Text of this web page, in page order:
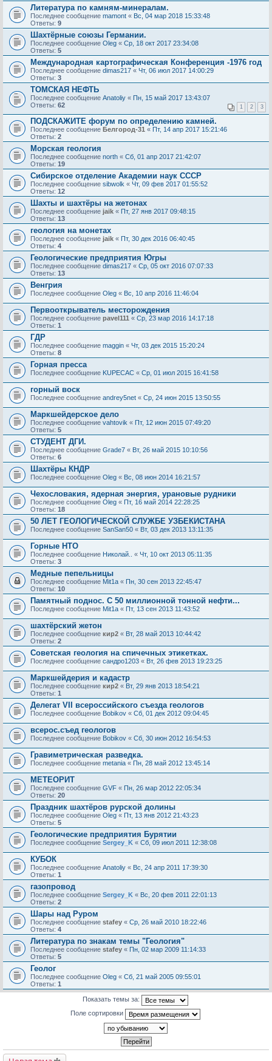
Литература по камням-минералам.
Последнее сообщение mamont « Вс, 04 мар 2018 15:33:48
Ответы: 9
Шахтёрные союзы Германии.
Последнее сообщение Oleg « Ср, 18 окт 2017 23:34:08
Ответы: 5
Международная картографическая Конференция -1976 год
Последнее сообщение dimas217 « Чт, 06 июл 2017 14:00:29
Ответы: 3
ТОМСКАЯ НЕФТЬ
Последнее сообщение Anatoliy « Пн, 15 май 2017 13:43:07
Ответы: 62 1 2 3
ПОДСКАЖИТЕ форум по определению камней.
Последнее сообщение Белгород-31 « Пт, 14 апр 2017 15:21:46
Ответы: 2
Морская геология
Последнее сообщение north « Сб, 01 апр 2017 21:42:07
Ответы: 19
Сибирское отделение Академии наук СССР
Последнее сообщение sibwolk « Чт, 09 фев 2017 01:55:52
Ответы: 12
Шахты и шахтёры на жетонах
Последнее сообщение jaik « Пт, 27 янв 2017 09:48:15
Ответы: 13
геология на монетах
Последнее сообщение jaik « Пт, 30 дек 2016 06:40:45
Ответы: 4
Геологические предприятия Югры
Последнее сообщение dimas217 « Ср, 05 окт 2016 07:07:33
Ответы: 13
Венгрия
Последнее сообщение Oleg « Вс, 10 апр 2016 11:46:04
Первооткрыватель месторождения
Последнее сообщение pavel111 « Ср, 23 мар 2016 14:17:18
Ответы: 1
ГДР
Последнее сообщение maggin « Чт, 03 дек 2015 15:20:24
Ответы: 8
Горная пресса
Последнее сообщение KUPECAC « Ср, 01 июл 2015 16:41:58
горный воск
Последнее сообщение andrey5net « Ср, 24 июн 2015 13:50:55
Маркшейдерское дело
Последнее сообщение vahtovik « Пт, 12 июн 2015 07:49:20
Ответы: 5
СТУДЕНТ ДГИ.
Последнее сообщение Grade7 « Вт, 26 май 2015 10:10:56
Ответы: 6
Шахтёры КНДР
Последнее сообщение Oleg « Вс, 08 июн 2014 16:21:57
Чехословакия, ядерная энергия, урановые рудники
Последнее сообщение Oleg « Пт, 16 май 2014 22:28:25
Ответы: 18
50 ЛЕТ ГЕОЛОГИЧЕСКОЙ СЛУЖБЕ УЗБЕКИСТАНА
Последнее сообщение SanSan50 « Вт, 03 дек 2013 13:11:35
Горные НТО
Последнее сообщение Николай.. « Чт, 10 окт 2013 05:11:35
Ответы: 3
Медные пепельницы
Последнее сообщение Mit1a « Пн, 30 сен 2013 22:45:47
Ответы: 10
Памятный поднос. С 50 миллионной тонной нефти...
Последнее сообщение Mit1a « Пт, 13 сен 2013 11:43:52
шахтёрский жетон
Последнее сообщение кир2 « Вт, 28 май 2013 10:44:42
Ответы: 2
Советская геология на спичечных этикетках.
Последнее сообщение сандро1203 « Вт, 26 фев 2013 19:23:25
Маркшейдерия и кадастр
Последнее сообщение кир2 « Вт, 29 янв 2013 18:54:21
Ответы: 1
Делегат VII всероссийского съезда геологов
Последнее сообщение Bobikov « Сб, 01 дек 2012 09:04:45
всерос.съед геологов
Последнее сообщение Bobikov « Сб, 30 июн 2012 16:54:53
Гравиметрическая разведка.
Последнее сообщение metania « Пн, 28 май 2012 13:45:14
МЕТЕОРИТ
Последнее сообщение GVF « Пн, 26 мар 2012 22:05:34
Ответы: 20
Праздник шахтёров рурской долины
Последнее сообщение Oleg « Пт, 13 янв 2012 21:43:23
Ответы: 5
Геологические предприятия Бурятии
Последнее сообщение Sergey_K « Сб, 09 июл 2011 12:38:08
КУБОК
Последнее сообщение Anatoliy « Вс, 24 апр 2011 17:39:30
Ответы: 1
газопровод
Последнее сообщение Sergey_K « Вс, 20 фев 2011 22:01:13
Ответы: 2
Шары над Руром
Последнее сообщение stafey « Ср, 26 май 2010 18:22:46
Ответы: 4
Литература по знакам темы "Геология"
Последнее сообщение stafey « Пн, 02 мар 2009 11:14:33
Ответы: 5
Геолог
Последнее сообщение Oleg « Сб, 21 май 2005 09:55:01
Ответы: 1
Показать темы за:
Поле сортировки